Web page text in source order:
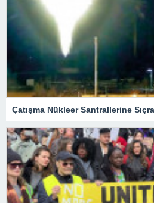
Çatışma Nükleer Santrallerine